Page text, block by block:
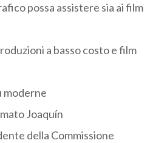
possa assistere sia ai film
a basso costo e film
moderne
Joaquín
della Commissione